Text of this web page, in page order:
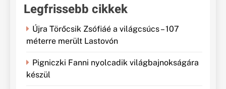
Legfrissebb cikkek
Újra Törőcsik Zsófiáé a világcsúcs – 107
méterre merült Lastovón
Pigniczki Fanni nyolcadik világbajnokságára
készül